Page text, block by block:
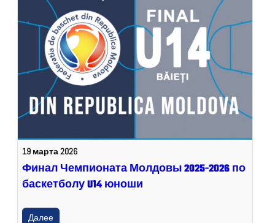
19 марта 2026
Финал Чемпионата Молдовы 2025-2026 по
баскетболу U14 юноши
Далее